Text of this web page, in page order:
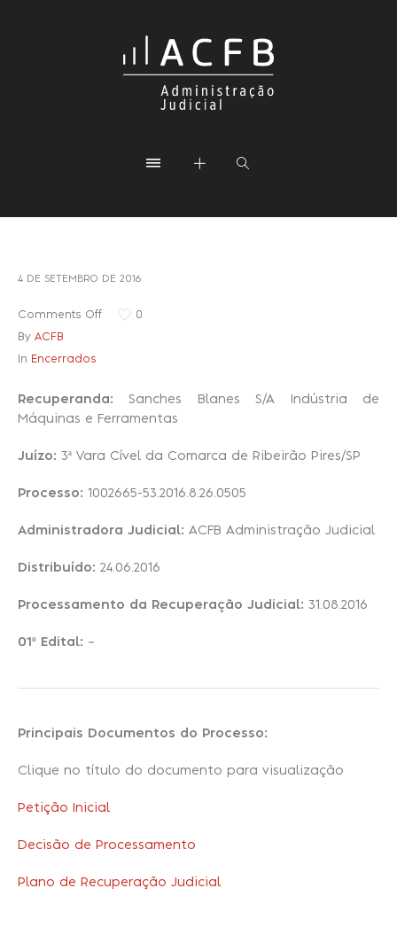
Recuperação Judicial
4 DE SETEMBRO DE 2016
Comments Off 0
By ACFB
In Encerrados
Recuperanda: Sanches Blanes S/A Indústria de
Máquinas e Ferramentas
Juízo: 3ª Vara Cível da Comarca de Ribeirão Pires/SP
Processo: 1002665-53.2016.8.26.0505
Administradora Judicial: ACFB Administração Judicial
Distribuído: 24.06.2016
Processamento da Recuperação Judicial: 31.08.2016
01º Edital: –
Principais Documentos do Processo:
Clique no título do documento para visualização
Petição Inicial
Decisão de Processamento
Plano de Recuperação Judicial